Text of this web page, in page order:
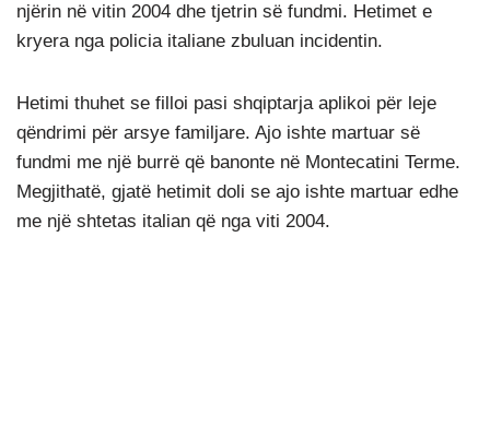
njërin në vitin 2004 dhe tjetrin së fundmi. Hetimet e
kryera nga policia italiane zbuluan incidentin.
Hetimi thuhet se filloi pasi shqiptarja aplikoi për leje
qëndrimi për arsye familjare. Ajo ishte martuar së
fundmi me një burrë që banonte në Montecatini Terme.
Megjithatë, gjatë hetimit doli se ajo ishte martuar edhe
me një shtetas italian që nga viti 2004.